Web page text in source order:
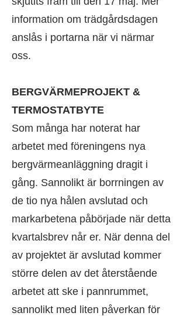
information om trädgårdsdagen
anslås i portarna när vi närmar
oss.
BERGVÄRMEPROJEKT &
TERMOSTATBYTE
Som många har noterat har
arbetet med föreningens nya
bergvärmeanläggning dragit i
gång. Sannolikt är borrningen av
de tio nya hålen avslutad och
markarbetena påbörjade när detta
kvartalsbrev når er. När denna del
av projektet är avslutad kommer
större delen av det återstående
arbetet att ske i pannrummet,
sannolikt med liten påverkan för